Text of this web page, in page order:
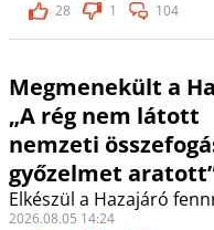
28
1 104
Megmenekült a
„A rég nem látott
nemzeti
győzelmet
Elkészül a Hazajáró
2026.08.05 14:24